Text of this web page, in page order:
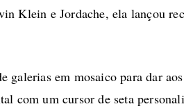
Klein e Jordache, ela lançou
galerias em mosaico para dar
com um cursor de seta